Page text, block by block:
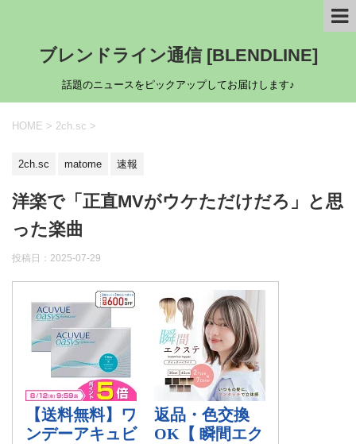
ブレンドライン通信 [BLENDLINE]
話題のニュースをピックアップしてお届けします♪
HOME > 2ch.sc >
2ch.sc matome 速報
洋楽で「正直MVがウケただけだろ」と思
った楽曲
投稿日： 2025-07-29